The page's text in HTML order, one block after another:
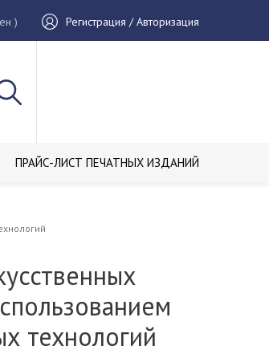
) Регистрация / Авторизация
ПРАЙС-ЛИСТ ПЕЧАТНЫХ ИЗДАНИЙ
технологий